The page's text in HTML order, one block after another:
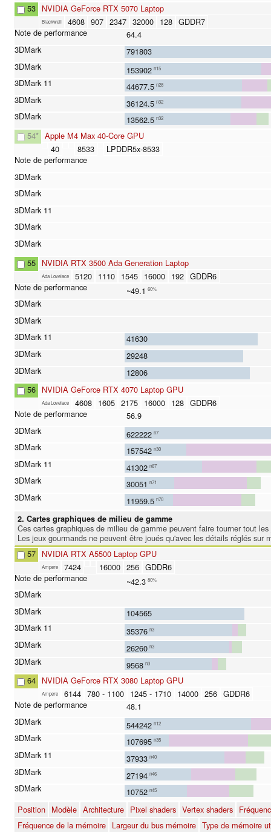
53 NVIDIA GeForce RTX 5070 Laptop
Blackwell 4608 907 2347 32000 128 GDDR7
64.4
791803
153902 n15
44677.5 n28
36124.5 n32
13562.5 n32
54* Apple M4 Max 40-Core GPU
40
8533 LPDDR5x-8533
55 NVIDIA RTX 3500 Ada Generation Laptop
Ada Lovelace 5120 1110 1545 16000 192 GDDR6
~49.1 60%
41630
29248
12806
56 NVIDIA GeForce RTX 4070 Laptop GPU
Ada Lovelace 4608 1605 2175 16000 128 GDDR6
56.9
622222 n7
157542 n30
41302 n67
30051 n71
11959.5 n70
2. Cartes graphiques de milieu de gamme
Ces cartes graphiques de milieu de gamme peuvent faire tourner tout
Les jeux gourmands ne peuvent être joués qu'avec les détails réglés sur
57 NVIDIA RTX A5500 Laptop GPU
Ampere 7424 16000 256 GDDR6
~42.3 80%
104565
35376 n3
26260 n3
9568 n3
64 NVIDIA GeForce RTX 3080 Laptop GPU
Ampere 6144 780 - 1100 1245 - 1710 14000 256 GDDR6
48.1
544242 n12
107695 n35
37933 n40
27194 n46
10752 n45
Position Modèle Architecture Pixel shaders Vertex shaders
Fréquence de la mémoire Largeur du bus mémoire Type de mémoire